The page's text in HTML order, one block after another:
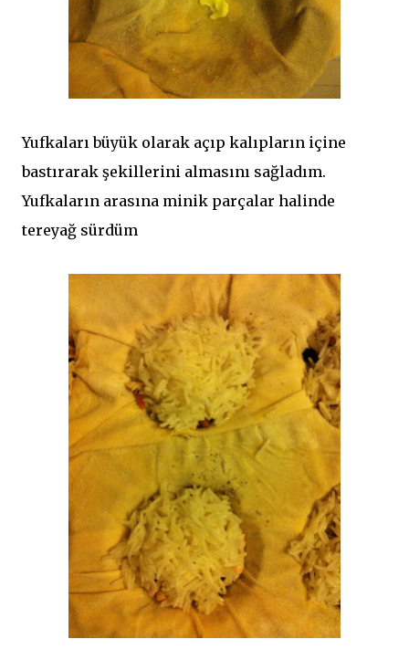
Yufkaları büyük olarak açıp kalıpların içine
bastırarak şekillerini almasını sağladım.
Yufkaların arasına minik parçalar halinde
tereyağ sürdüm